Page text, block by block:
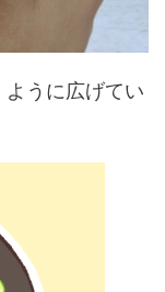
うに広げてい